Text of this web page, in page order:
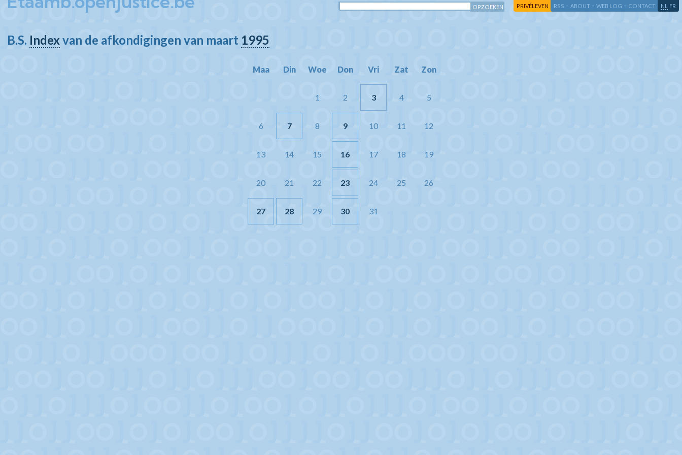
PRIVÉLEVEN RSS - ABOUT - WEB LOG - CONTACT NL FR
B.S. Indexvan de afkondigingen van maart 1995
Maa Din Woe Don Vri Zat Zon
1 2 3 4 5
6 7 8 9 10 11 12
13 14 15 16 17 18 19
20 21 22 23 24 25 26
27 28 29 30 31